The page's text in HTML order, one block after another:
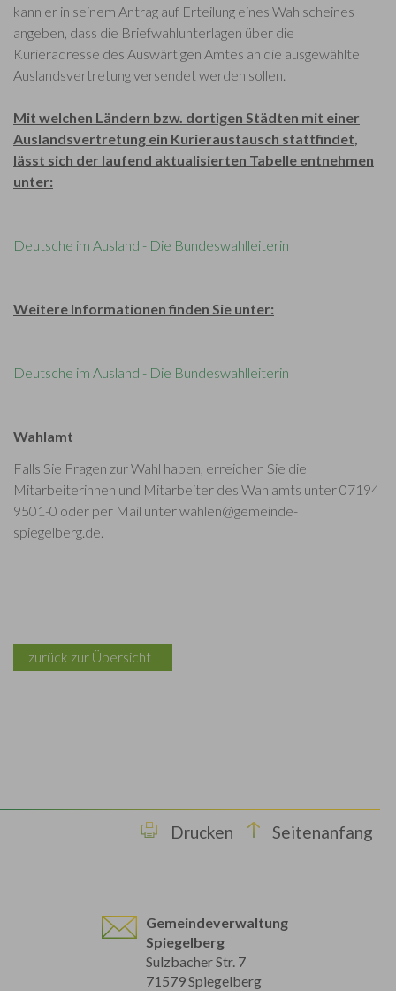
kann er in seinem Antrag auf Erteilung eines Wahlscheines
angeben, dass die Briefwahlunterlagen über die
Kurieradresse des Auswärtigen Amtes an die ausgewählte
Auslandsvertretung versendet werden sollen.
Mit welchen Ländern bzw. dortigen Städten mit einer
Auslandsvertretung ein Kurieraustausch stattfindet,
lässt sich der laufend aktualisierten Tabelle entnehmen
unter:
Deutsche im Ausland - Die Bundeswahlleiterin
Weitere Informationen finden Sie unter:
Deutsche im Ausland - Die Bundeswahlleiterin
Wahlamt
Falls Sie Fragen zur Wahl haben, erreichen Sie die
Mitarbeiterinnen und Mitarbeiter des Wahlamts unter 07194
9501-0 oder per Mail unter wahlen@gemeinde-
spiegelberg.de.
zurück zur Übersicht
Drucken Seitenanfang
Gemeindeverwaltung
Spiegelberg
Sulzbacher Str. 7
71579 Spiegelberg